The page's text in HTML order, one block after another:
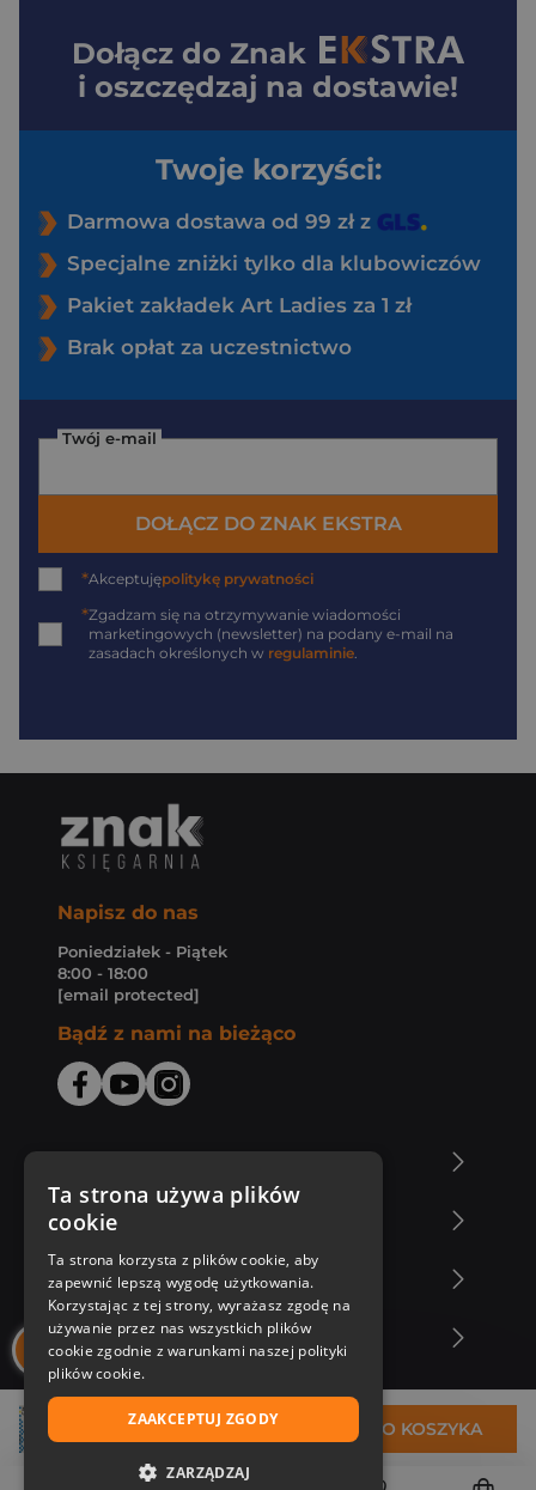
38,88 zł DO KOSZYKA
Dołącz do Znak
i oszczędzaj na dostawie!
Twoje korzyści:
Darmowa dostawa od 99 zł z
Specjalne zniżki tylko dla klubowiczów
Pakiet zakładek Art Ladies za 1 zł
Brak opłat za uczestnictwo
Twój e-mail
DOŁĄCZ DO ZNAK EKSTRA
*Akceptujępolitykę prywatności
*Zgadzam się na otrzymywanie wiadomości
marketingowych (newsletter) na podany e-mail na
zasadach określonych w regulaminie
Napisz do nas
Poniedziałek - Piątek
8:00 - 18:00
[email protected]
Bądź z nami na bieżąco
Zakupy u nas
Nasza oferta
Nasi autorzy
Ta strona używa plików
cookie
Ta strona korzysta z plików cookie, aby
zapewnić lepszą wygodę użytkowania.
Korzystając z tej strony, wyrażasz zgodę na
używanie przez nas wszystkich plików
cookie zgodnie z warunkami naszej polityki
plików cookie.
ZAAKCEPTUJ ZGODY
ZARZĄDZAJ